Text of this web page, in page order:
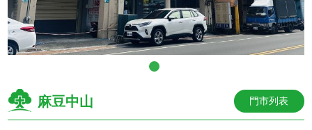
麻豆中山 門市列表